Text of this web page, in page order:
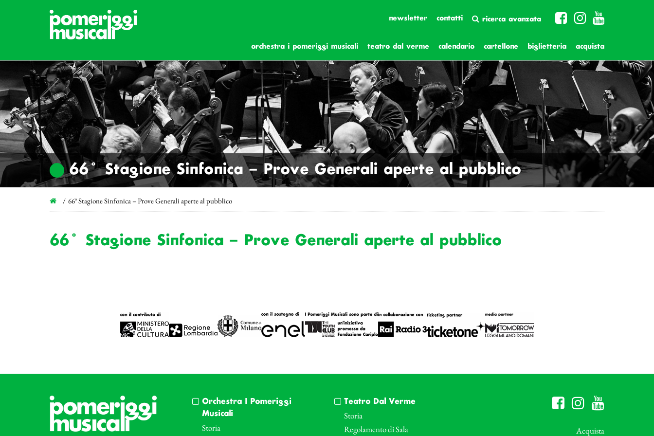
newsletter contatti ricerca avanzata
orchestra i pomeriggi musicali teatro dal verme calendario cartellone biglietteria acquista
66° Stagione Sinfonica – Prove Generali aperte al pubblico
66° Stagione Sinfonica – Prove Generali aperte al pubblico
66° Stagione Sinfonica – Prove Generali aperte al pubblico
Orchestra I Pomeriggi
Musicali
Storia
Teatro Dal Verme
Storia
Regolamento di Sala
Acquista